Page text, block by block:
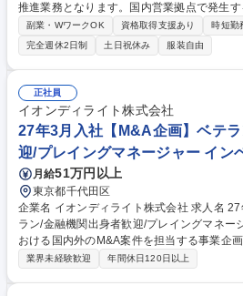
推進業務となります。国内営業拠点で発生
対応の方針を整理すると共に、必要に応じ
ます。 【働き方】 在宅勤務制度もございます。（運用方法は室、Gr毎）
【育成・研修体制】 OJT、着任者向け部室
別研修、eラーニング）も充実しております。 募集職種 【カスタマー
スメント対応業務】
副業・WワークOK 資格取得支援あり 時短勤
完全週休2日制
土日祝休み 服装自由
正社員
イオンディライト株式会社
27年3月入社【M&A企画】ベテ
迎/プレイングマネージャー イン
月給51万円以上
東京都千代田区
企業名 イオンディライト株式会社 求人名 27年3月入社【M&A企画】ベテ
ラン/金融機関出身者歓迎/プレイングマネージャー 仕事の内容 建
おける国内外のM&A案件を担当する事業企
ント業務です。案件の企画から実行、PMIま
業界未経験歓迎 年間休日120日以上